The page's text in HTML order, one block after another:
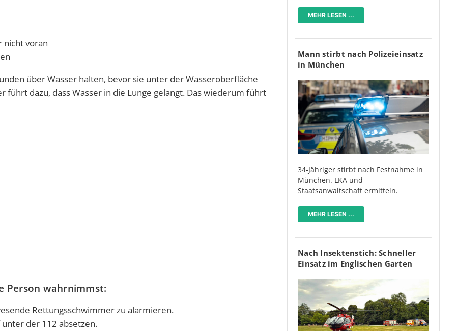
nicht voran
über Wasser halten, bevor sie unter der Wasseroberfläche
dazu, dass Wasser in die Lunge gelangt. Das wiederum führt
Person wahrnimmst:
Rettungsschwimmer zu alarmieren.
der 112 absetzen.
MEHR LESEN ...
Mann stirbt nach Polizeieinsatz
in München
34-Jähriger stirbt nach Festnahme in
München. LKA und
Staatsanwaltschaft ermitteln.
MEHR LESEN ...
Nach Insektenstich: Schneller
Einsatz im Englischen Garten